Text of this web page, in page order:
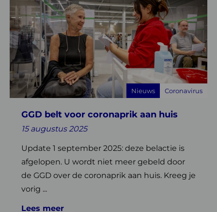
GGD belt voor coronaprik aan huis
15 augustus 2025
Update 1 september 2025: deze belactie is
afgelopen. U wordt niet meer gebeld door
de GGD over de coronaprik aan huis. Kreeg je
vorig ...
Lees meer
Nieuws Coronavirus
meer
over
GGD
belt
voor
coronaprik
aan
huis